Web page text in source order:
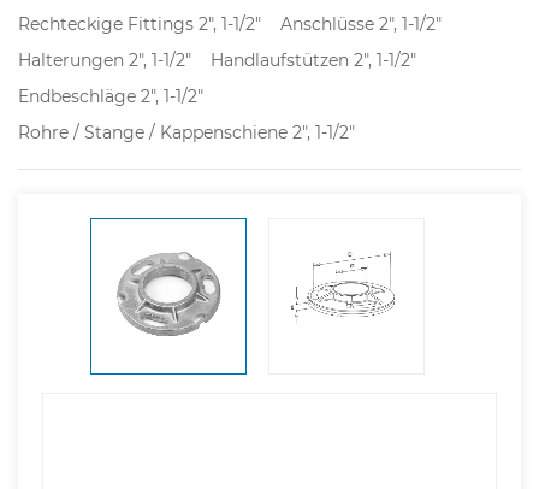
Rechteckige Fittings 2", 1-1/2"
Anschlüsse 2", 1-1/2"
Halterungen 2", 1-1/2"
Handlaufstützen 2", 1-1/2"
Endbeschläge 2", 1-1/2"
Rohre / Stange / Kappenschiene 2", 1-1/2"